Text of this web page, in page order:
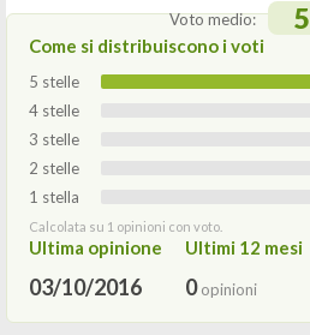
Voto medio: 5
Come si distribuiscono i voti
5 stelle
4 stelle
3 stelle
2 stelle
1 stella
Calcolata su 1 opinioni con voto.
Ultima opinione
03/10/2016
Ultimi 12 mesi
0opinioni